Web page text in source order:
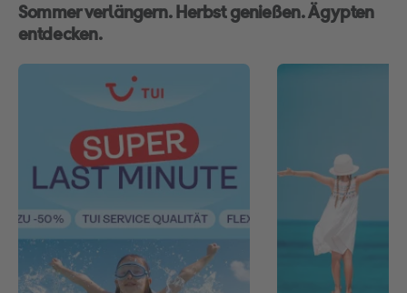
Sommer verlängern. Herbst genießen. Ägypten
entdecken.